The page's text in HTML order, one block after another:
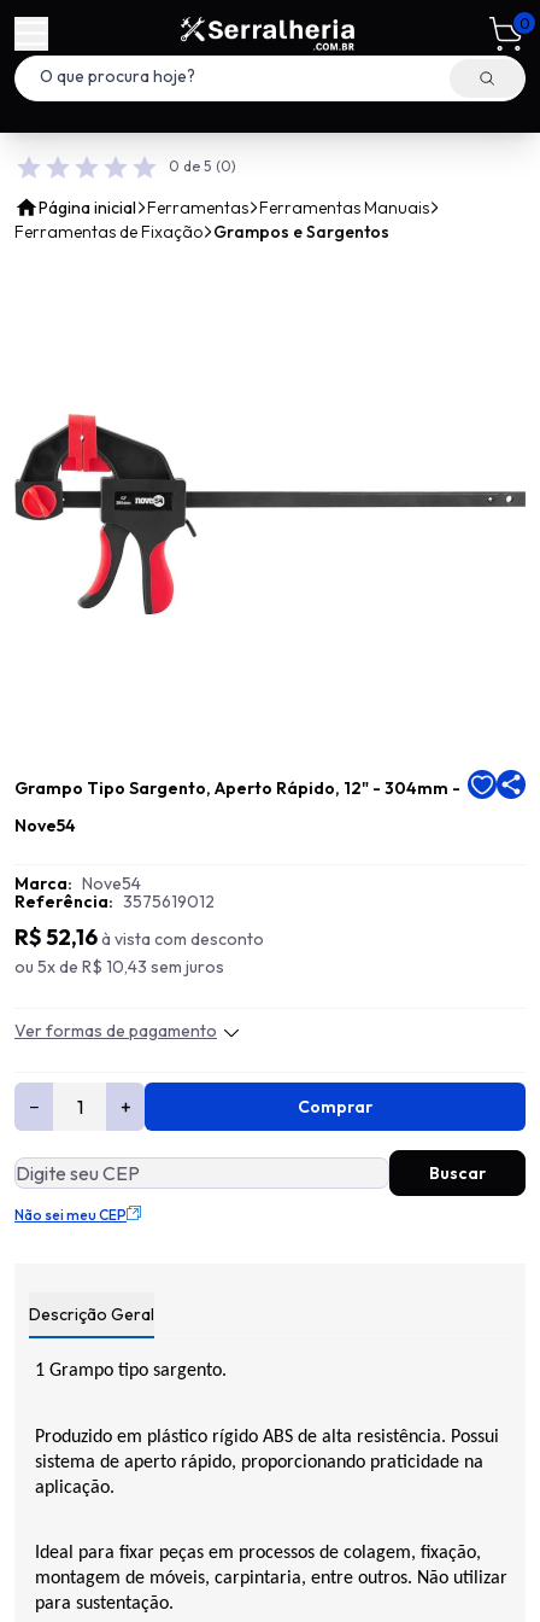
0
0 de 5 (0)
Página inicial Ferramentas Ferramentas Manuais
Ferramentas de Fixação Grampos e Sargentos
Grampo Tipo Sargento, Aperto Rápido, 12" - 304mm -
Nove54
Marca: Nove54
Referência: 3575619012
R$ 52,16à vista com desconto
ou 5x de R$ 10,43 sem juros
Ver formas de pagamento
− + Comprar
Não sei meu CEP
Descrição Geral
1 Grampo tipo sargento.
Produzido em plástico rígido ABS de alta resistência. Possui
sistema de aperto rápido, proporcionando praticidade na
aplicação.
Ideal para fixar peças em processos de colagem, fixação,
montagem de móveis, carpintaria, entre outros. Não utilizar
para sustentação.